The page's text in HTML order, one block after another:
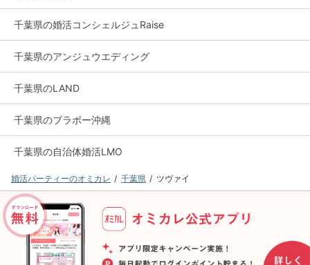
千葉県の婚活コンシェルジュRaise
千葉県のアンジュウエディング
千葉県のLAND
千葉県のブラボー沖縄
千葉県の自治体婚活LMO
婚活パーティーのオミカレ 千葉県 ツヴァイ